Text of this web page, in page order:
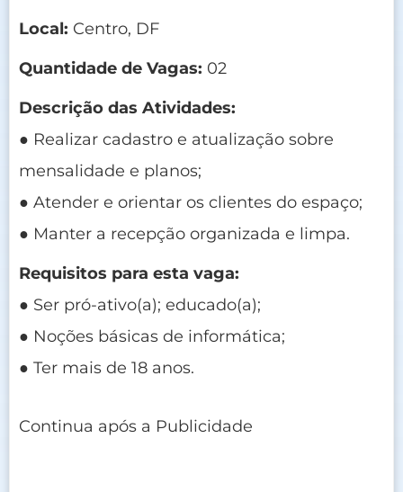
Local: Centro, DF
Quantidade de Vagas: 02
Descrição das Atividades:
● Realizar cadastro e atualização sobre
mensalidade e planos;
● Atender e orientar os clientes do espaço;
● Manter a recepção organizada e limpa.
Requisitos para esta vaga:
● Ser pró-ativo(a); educado(a);
● Noções básicas de informática;
● Ter mais de 18 anos.
Continua após a Publicidade